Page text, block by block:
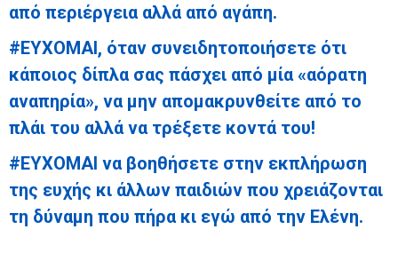
από περιέργεια αλλά από αγάπη.
#ΕΥΧΟΜΑΙ, όταν συνειδητοποιήσετε ότι
κάποιος δίπλα σας πάσχει από μία «αόρατη
αναπηρία», να μην απομακρυνθείτε από το
πλάι του αλλά να τρέξετε κοντά του!
#ΕΥΧΟΜΑΙ να βοηθήσετε στην εκπλήρωση
της ευχής κι άλλων παιδιών που χρειάζονται
τη δύναμη που πήρα κι εγώ από την Ελένη.